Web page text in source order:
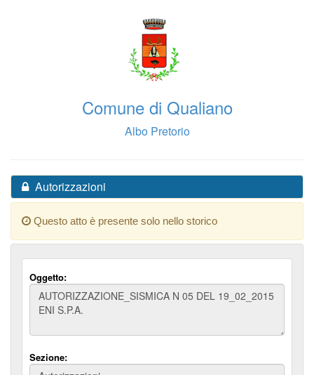
Comune di Qualiano
Albo Pretorio
Autorizzazioni
Questo atto è presente solo nello storico
Oggetto:
Sezione: